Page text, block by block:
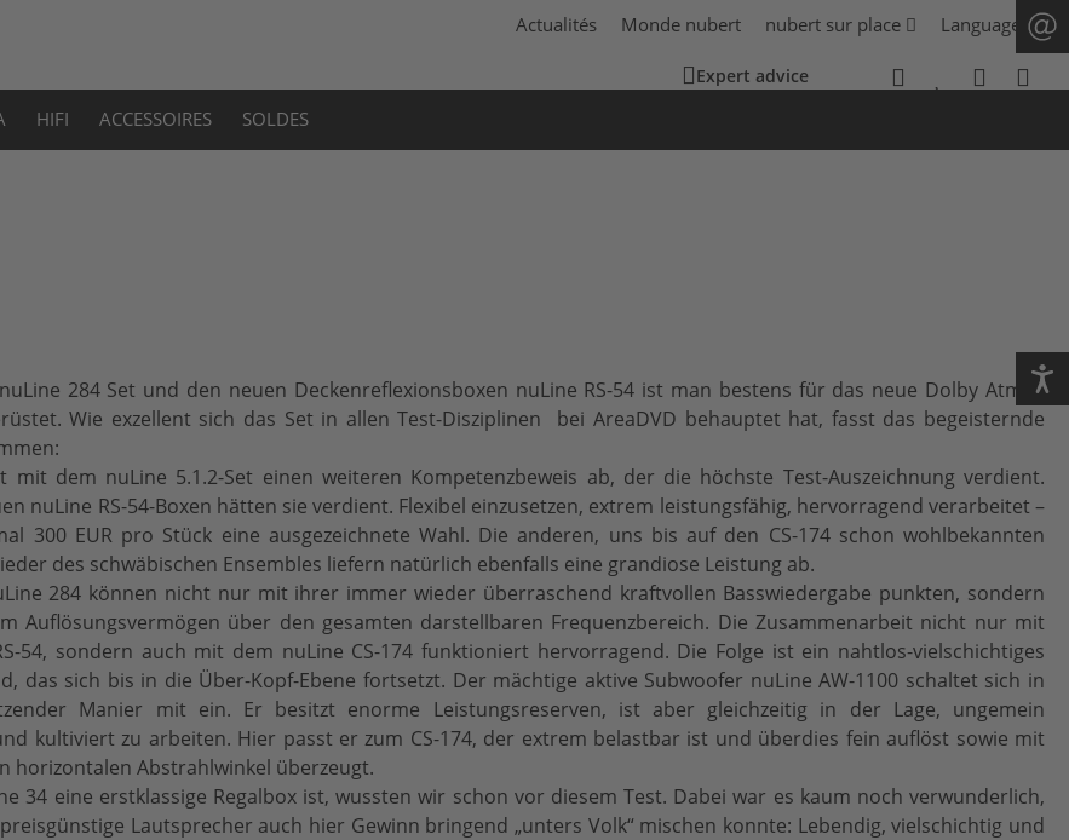
Actualités Monde nubert nubert sur place Language
Expert advice
HIFI ACCESSOIRES SOLDES
284 Set und den neuen Deckenreflexionsboxen nuLine RS-54 ist man bestens für das neue Dolby Atmos
Wie exzellent sich das Set in allen Test-Disziplinen bei AreaDVD behauptet hat, fasst das begeisternde
mit dem nuLine 5.1.2-Set einen weiteren Kompetenzbeweis ab, der die höchste Test-Auszeichnung verdient.
nuLine RS-54-Boxen hätten sie verdient. Flexibel einzusetzen, extrem leistungsfähig, hervorragend verarbeitet –
300 EUR pro Stück eine ausgezeichnete Wahl. Die anderen, uns bis auf den CS-174 schon wohlbekannten
des schwäbischen Ensembles liefern natürlich ebenfalls eine grandiose Leistung ab.
284 können nicht nur mit ihrer immer wieder überraschend kraftvollen Basswiedergabe punkten, sondern
Auflösungsvermögen über den gesamten darstellbaren Frequenzbereich. Die Zusammenarbeit nicht nur mit
54, sondern auch mit dem nuLine CS-174 funktioniert hervorragend. Die Folge ist ein nahtlos-vielschichtiges
das sich bis in die Über-Kopf-Ebene fortsetzt. Der mächtige aktive Subwoofer nuLine AW-1100 schaltet sich in
Manier mit ein. Er besitzt enorme Leistungsreserven, ist aber gleichzeitig in der Lage, ungemein
kultiviert zu arbeiten. Hier passt er zum CS-174, der extrem belastbar ist und überdies fein auflöst sowie mit
horizontalen Abstrahlwinkel überzeugt.
34 eine erstklassige Regalbox ist, wussten wir schon vor diesem Test. Dabei war es kaum noch verwunderlich,
Lautsprecher auch hier Gewinn bringend „unters Volk“ mischen konnte: Lebendig, vielschichtig und